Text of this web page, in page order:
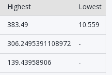
Highest Lowest
383.49 10.559
306.2495391108972 -
139.43958906 -